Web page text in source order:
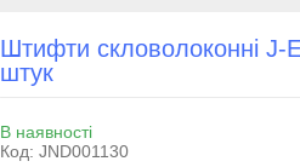
Штифти скловолоконні J-
штук
В наявності
Код: JND001130